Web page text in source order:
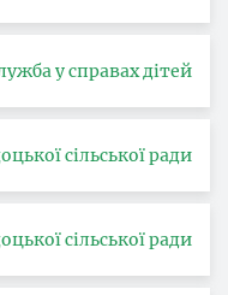
у справах дітей
сільської ради
сільської ради